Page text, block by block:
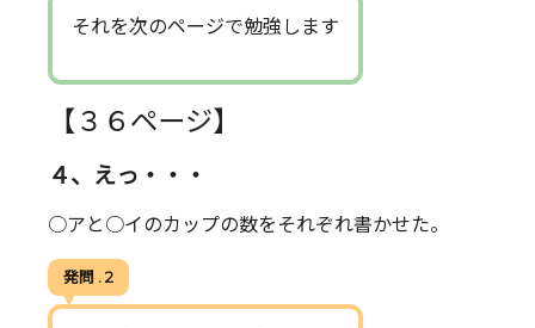
それを次のページで勉強します
【３６ページ】
４、えっ・・・
○アと○イのカップの数をそれぞれ書かせた。
発問 . 2